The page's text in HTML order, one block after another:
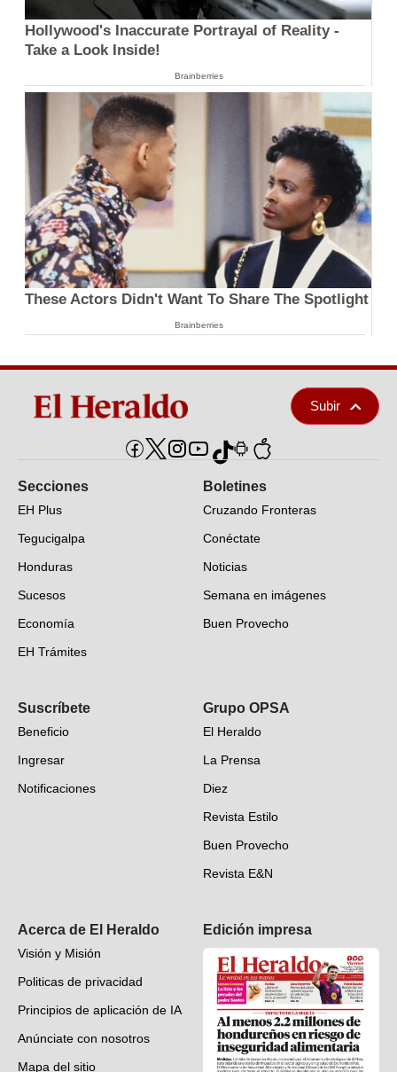
Hollywood's Inaccurate Portrayal of Reality -
Take a Look Inside!
Brainberries
These Actors Didn't Want To Share The Spotlight
Brainberries
Subir
Secciones
EH Plus
Tegucigalpa
Honduras
Sucesos
Economía
EH Trámites
EH Verifica
Fotogalerías
Deportes
Videos
Boletines
Cruzando Fronteras
Conéctate
Noticias
Semana en imágenes
Buen Provecho
Suscríbete
Beneficio
Ingresar
Notificaciones
Grupo OPSA
El Heraldo
La Prensa
Diez
Revista Estilo
Buen Provecho
Revista E&N
Acerca de El Heraldo
Visión y Misión
Politicas de privacidad
Principios de aplicación de IA
Anúnciate con nosotros
Mapa del sitio
Edición impresa